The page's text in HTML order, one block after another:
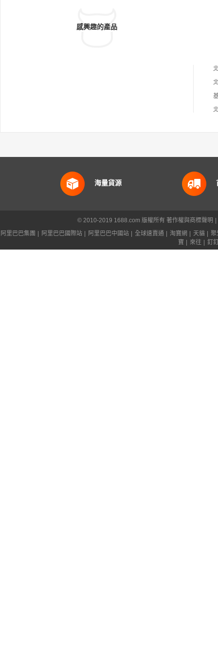
感興趣的產品
海量貨源
© 2010-2019 1688.com 版權所有 著作權與商標聲明
阿里巴巴集團
阿里巴巴國際站 阿里巴巴中國站 全球速賣通 淘寶網 天貓
聚
寶
來往 釘